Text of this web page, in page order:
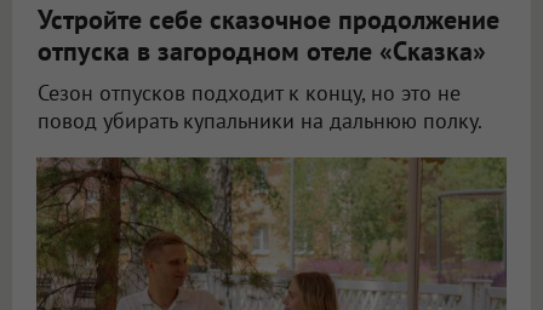
Устройте себе сказочное продолжение
отпуска в загородном отеле «Сказка»
Сезон отпусков подходит к концу, но это не
повод убирать купальники на дальнюю полку.